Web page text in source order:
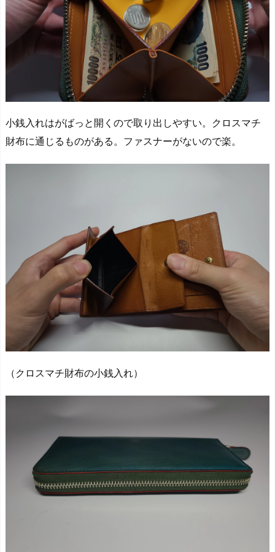
小銭入れはがばっと開くので取り出しやすい。クロスマチ
財布に通じるものがある。ファスナーがないので楽。
（クロスマチ財布の小銭入れ）